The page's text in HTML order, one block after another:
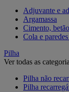
Adjuvante e
Argamassa
Cimento,
Cola e
Pilha
Ver todas as
Pilha não
Pilha